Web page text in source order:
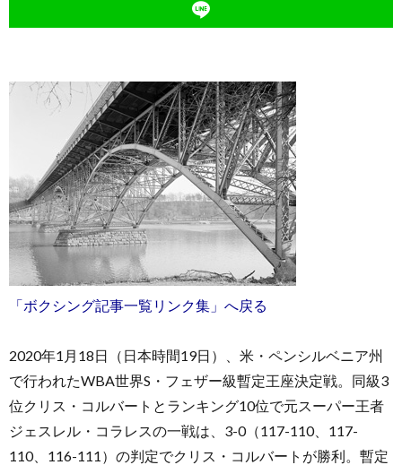
わ
「ボクシング記事一覧リンク集」へ戻る
2020年1月18日（日本時間19日）、米・ペンシルベニア州
で行われたWBA世界S・フェザー級暫定王座決定戦。同級3
位クリス・コルバートとランキング10位で元スーパー王者
ジェスレル・コラレスの一戦は、3-0（117-110、117-
110、116-111）の判定でクリス・コルバートが勝利。暫定